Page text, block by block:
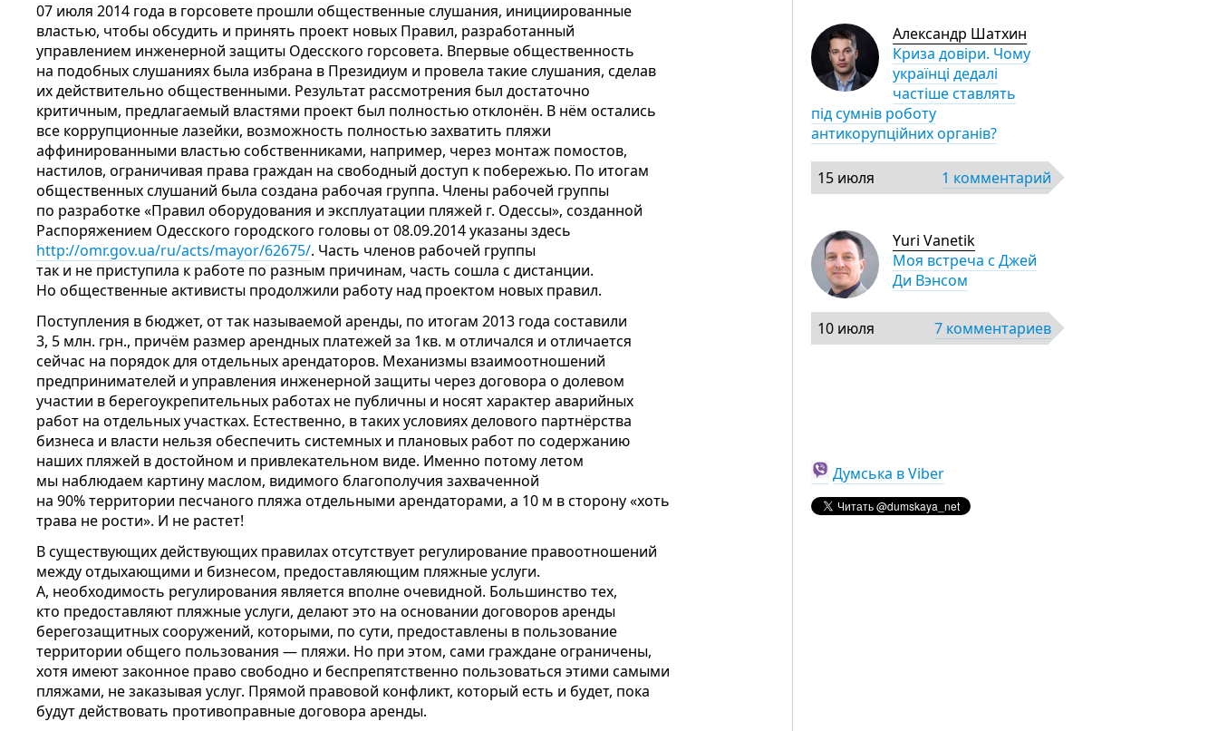
07 июля 2014 года в горсовете прошли общественные слушания, инициированные
властью, чтобы обсудить и принять проект новых Правил, разработанный
управлением инженерной защиты Одесского горсовета. Впервые общественность
на подобных слушаниях была избрана в Президиум и провела такие слушания, сделав
их действительно общественными. Результат рассмотрения был достаточно
критичным, предлагаемый властями проект был полностью отклонён. В нём остались
все коррупционные лазейки, возможность полностью захватить пляжи
аффинированными властью собственниками, например, через монтаж помостов,
настилов, ограничивая права граждан на свободный доступ к побережью. По итогам
общественных слушаний была создана рабочая группа. Члены рабочей группы
по разработке «Правил оборудования и эксплуатации пляжей г. Одессы», созданной
Распоряжением Одесского городского головы от 08.09.2014 указаны здесь
http://omr.gov.ua/ru/acts/mayor/62675/. Часть членов рабочей группы
так и не приступила к работе по разным причинам, часть сошла с дистанции.
Но общественные активисты продолжили работу над проектом новых правил.
Поступления в бюджет, от так называемой аренды, по итогам 2013 года составили
3, 5 млн. грн., причём размер арендных платежей за 1кв. м отличался и отличается
сейчас на порядок для отдельных арендаторов. Механизмы взаимоотношений
предпринимателей и управления инженерной защиты через договора о долевом
участии в берегоукрепительных работах не публичны и носят характер аварийных
работ на отдельных участках. Естественно, в таких условиях делового партнёрства
бизнеса и власти нельзя обеспечить системных и плановых работ по содержанию
наших пляжей в достойном и привлекательном виде. Именно потому летом
мы наблюдаем картину маслом, видимого благополучия захваченной
на 90% территории песчаного пляжа отдельными арендаторами, а 10 м в сторону «хоть
трава не рости». И не растет!
В существующих действующих правилах отсутствует регулирование правоотношений
между отдыхающими и бизнесом, предоставляющим пляжные услуги.
А, необходимость регулирования является вполне очевидной. Большинство тех,
кто предоставляют пляжные услуги, делают это на основании договоров аренды
берегозащитных сооружений, которыми, по сути, предоставлены в пользование
территории общего пользования — пляжи. Но при этом, сами граждане ограничены,
хотя имеют законное право свободно и беспрепятственно пользоваться этими самыми
пляжами, не заказывая услуг. Прямой правовой конфликт, который есть и будет, пока
будут действовать противоправные договора аренды.
Александр Шатхин
Криза довіри. Чому
українці дедалі
частіше ставлять
під сумнів роботу
антикорупційних органів?
15 июля 1 комментарий
Yuri Vanetik
Моя встреча с Джей
Ди Вэнсом
10 июля 7 комментариев
Думська в Viber